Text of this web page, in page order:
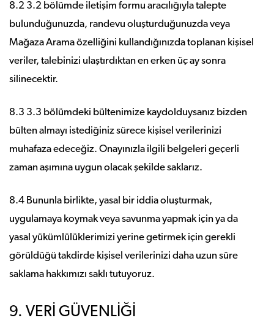
8.2 3.2 bölümde iletişim formu aracılığıyla talepte
bulunduğunuzda, randevu oluşturduğunuzda veya
Mağaza Arama özelliğini kullandığınızda toplanan kişisel
veriler, talebinizi ulaştırdıktan en erken üç ay sonra
silinecektir.
8.3 3.3 bölümdeki bültenimize kaydolduysanız bizden
bülten almayı istediğiniz sürece kişisel verilerinizi
muhafaza edeceğiz. Onayınızla ilgili belgeleri geçerli
zaman aşımına uygun olacak şekilde saklarız.
8.4 Bununla birlikte, yasal bir iddia oluşturmak,
uygulamaya koymak veya savunma yapmak için ya da
yasal yükümlülüklerimizi yerine getirmek için gerekli
görüldüğü takdirde kişisel verilerinizi daha uzun süre
saklama hakkımızı saklı tutuyoruz.
9. VERİ GÜVENLİĞİ